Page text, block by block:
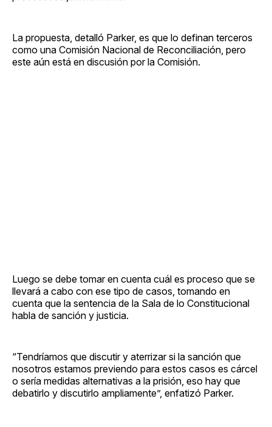
La propuesta, detalló Parker, es que lo definan terceros
como una Comisión Nacional de Reconciliación, pero
este aún está en discusión por la Comisión.
Luego se debe tomar en cuenta cuál es proceso que se
llevará a cabo con ese tipo de casos, tomando en
cuenta que la sentencia de la Sala de lo Constitucional
habla de sanción y justicia.
“Tendríamos que discutir y aterrizar si la sanción que
nosotros estamos previendo para estos casos es cárcel
o sería medidas alternativas a la prisión, eso hay que
debatirlo y discutirlo ampliamente”, enfatizó Parker.